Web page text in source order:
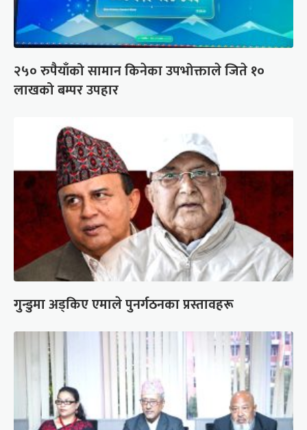
२५० रुपैयाँको सामान किनेका उपभोक्ताले जिते १०
लाखको बम्पर उपहार
गुन्डुमा अड्किए एमाले पुनर्गठनका प्रस्तावहरू